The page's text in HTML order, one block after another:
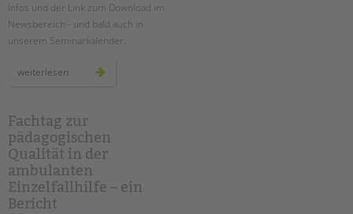
Zertfikatskurse
Seminarkalender
PROFIL | LEITBILD
Bereiche im Überblick
Kinder- und Jugendschutz
Unsere Videos
Gesellschafter VdK
Infos und der Link zum Download im
Newsbereich - und bald auch in
unserem Seminarkalender.
weiterlesen
programm
erschienen
Fachtag zur
pädagogischen
Qualität in der
ambulanten
Einzelfallhilfe – ein
Bericht